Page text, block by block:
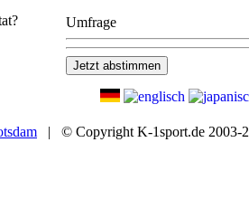
Umfrage
| © Copyright K-1sport.de 2003-